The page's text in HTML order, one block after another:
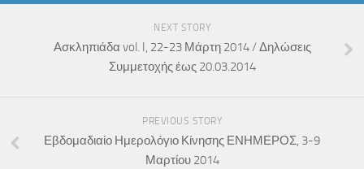
ΕΝΗΜΕΡΟΣ
Αιτήσεις Συμμετοχής (Σεμινάρια/Δράσεις)
Ενημέρωση ΥΣΔ ΠΕ Χανίων για συμμετοχή σας σε Δράσεις/
Προγράμματα ΚΠΕ, etwinning, ΜΚΟ κτλ
NEXT STORY
Ασκληπιάδα vol. I, 22-23 Μάρτη 2014 / Δηλώσεις
Συμμετοχής έως 20.03.2014
PREVIOUS STORY
Εβδομαδιαίο Ημερολόγιο Κίνησης ΕΝΗΜΕΡΟΣ, 3-9
Μαρτίου 2014